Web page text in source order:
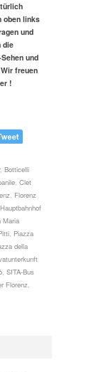
oben links
und
die
und
freuen
!
, Botticelli
Clet
Florenz
Hauptbahnhof
Maria
Piazza
della
SITA-Bus
Florenz